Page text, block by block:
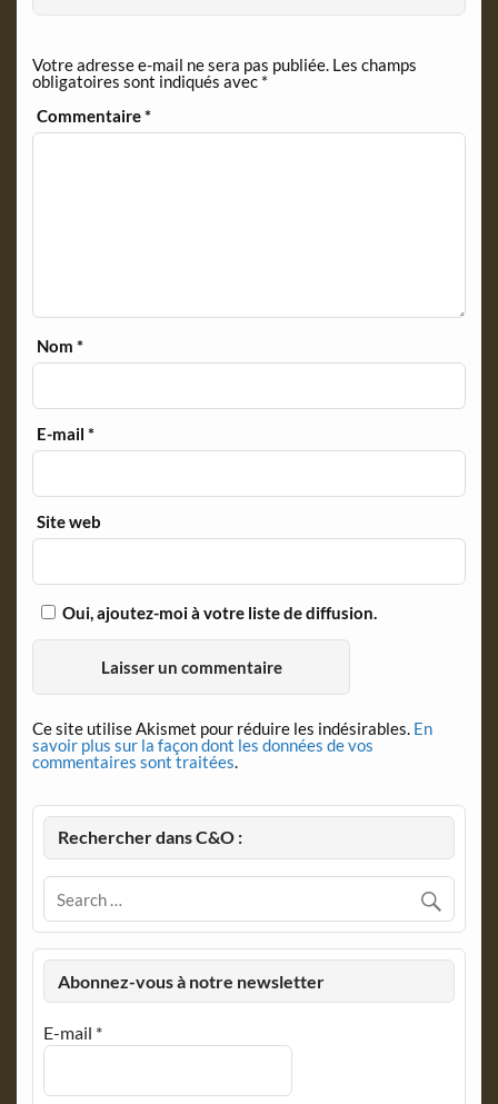
e
d
l
y
Votre adresse e-mail ne sera pas publiée. Les champs
obligatoires sont indiqués avec *
Commentaire*
Nom*
E-mail*
Site web
Oui, ajoutez-moi à votre liste de diffusion.
Ce site utilise Akismet pour réduire les indésirables. En
savoir plus sur la façon dont les données de vos
commentaires sont traitées.
Rechercher dans C&O :
Abonnez-vous à notre newsletter
E-mail *